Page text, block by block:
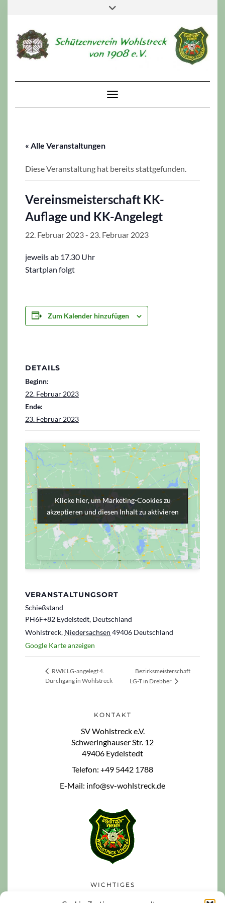
Toggle Navigation
« Alle Veranstaltungen
Diese Veranstaltung hat bereits stattgefunden.
Vereinsmeisterschaft KK-
Auflage und KK-Angelegt
22. Februar 2023- 23. Februar 2023
jeweils ab 17.30 Uhr
Startplan folgt
Zum Kalender hinzufügen
DETAILS
Beginn:
22. Februar 2023
Ende:
23. Februar 2023
VERANSTALTUNGSORT
Schießstand
PH6F+82 Eydelstedt, Deutschland
Wohlstreck, Niedersachsen 49406 Deutschland
Google Karte anzeigen
Klicke hier, um Marketing-Cookies zu
akzeptieren und diesen Inhalt zu aktivieren
Klicke hier, um Marketing-Cookies zu
akzeptieren und diesen Inhalt zu aktivieren
RWK LG-angelegt 4.
Durchgang in Wohlstreck
Bezirksmeisterschaft
LG-T in Drebber
KONTAKT
SV Wohlstreck e.V.
Schweringhauser Str. 12
49406 Eydelstedt
Telefon: +49 5442 1788
E-Mail: info@sv-wohlstreck.de
WICHTIGES